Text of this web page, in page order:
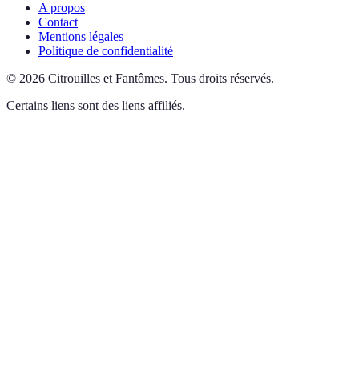
A propos
Contact
Mentions légales
Politique de confidentialité
© 2026 Citrouilles et Fantômes. Tous droits réservés.
Certains liens sont des liens affiliés.